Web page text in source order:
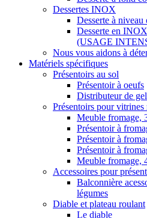
Dessertes INOX
Desserte à
Desserte en
(USAGE
Nous vous aidons à
Matériels spécifiques
Présentoirs au sol
Présentoir à oeufs
Distributeur de
Présentoirs pour vitrines
Meuble fromage,
Présentoir à
Présentoir à
Présentoir à
Meuble fromage,
Accessoires pour
Balconnière
légumes
Diable et plateau roulant
Le diable